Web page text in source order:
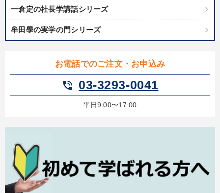
一倉定の社長学講話シリーズ
牟田學の実学の門シリーズ
お電話でのご注文・お申込み
phone_in_talk 03-3293-0041
平日9:00〜17:00